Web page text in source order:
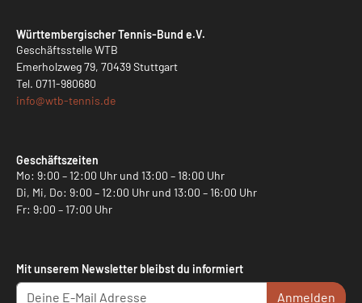
Württembergischer Tennis-Bund e.V.
Geschäftsstelle WTB
Emerholzweg 79, 70439 Stuttgart
Tel. 0711-980680
info@wtb-tennis.de
Geschäftszeiten
Mo: 9:00 – 12:00 Uhr und 13:00 – 18:00 Uhr
Di, Mi, Do: 9:00 – 12:00 Uhr und 13:00 – 16:00 Uhr
Fr: 9:00 – 17:00 Uhr
Mit unserem Newsletter bleibst du informiert
Anmelden